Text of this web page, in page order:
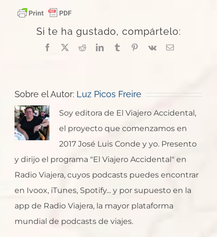
Si te ha gustado, compártelo:
Facebook
X RedditLinkedInTumblrPinterest
Vk
Correo
Sobre el Autor: Luz Picos Freire
Soy editora de El Viajero Accidental,
el proyecto que comenzamos en
2017 José Luis Conde y yo. Presento
y dirijo el programa "El Viajero Accidental" en
Radio Viajera, cuyos podcasts puedes encontrar
en Ivoox, iTunes, Spotify... y por supuesto en la
app de Radio Viajera, la mayor plataforma
mundial de podcasts de viajes.